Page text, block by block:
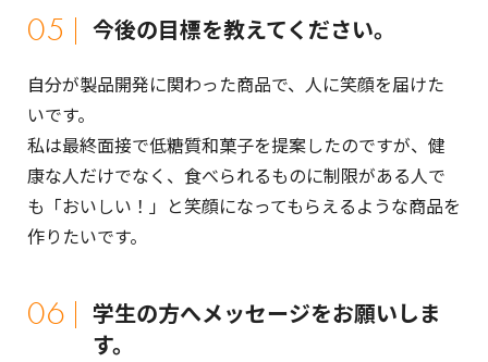
05 今後の目標を教えてください。
自分が製品開発に関わった商品で、人に笑顔を届けた
いです。
私は最終面接で低糖質和菓子を提案したのですが、健
康な人だけでなく、食べられるものに制限がある人で
も「おいしい！」と笑顔になってもらえるような商品を
作りたいです。
06
学生の方へメッセージをお願いしま
す。